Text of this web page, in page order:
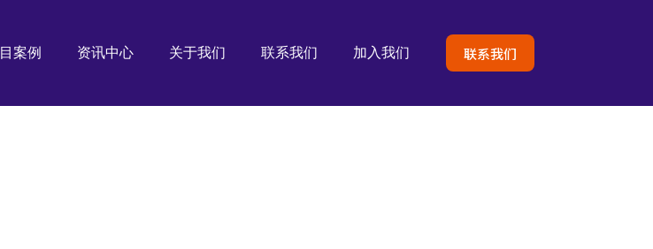
案例 资讯中心 关于我们 联系我们 加入我们 联系我们